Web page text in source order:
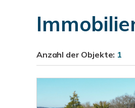
Anzahl der Objekte: 1